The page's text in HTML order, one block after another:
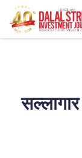
Skip to Content
सल्लागार